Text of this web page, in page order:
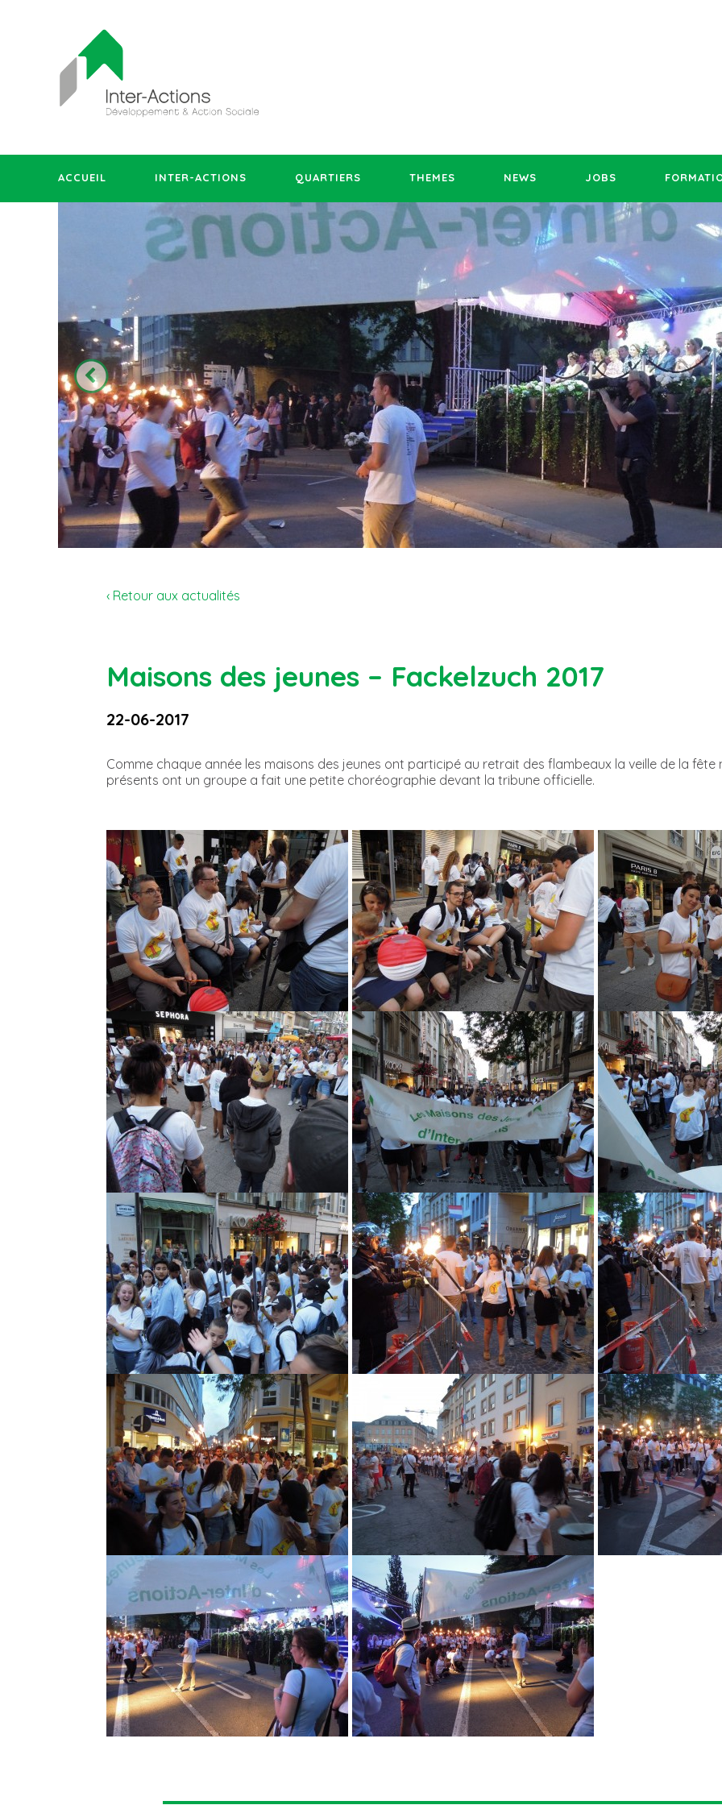
ACCUEIL INTER-ACTIONS QUARTIERS THEMES NEWS JOBS
‹ Retour aux actualités
Maisons des jeunes – Fackelzuch 2017
22-06-2017
Comme chaque année les maisons des jeunes ont participé au retrait des flambeaux la veille de la
présents ont un groupe a fait une petite choréographie devant la tribune officielle.